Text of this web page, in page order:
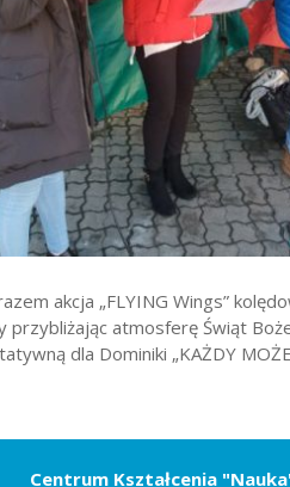
dla pracowników
z budżetu państwa
akcja „FLYING Wings”
przybliżając atmosferę Świąt
dla Dominiki „KAŻDY
Centrum Kształcenia